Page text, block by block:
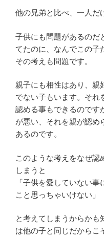
他の兄弟と比べ、一人だ
子供にも問題があるのだ
てたのに、なんでこの子
その考えも問題です。
親子にも相性はあり、親
でない子もいます。それ
認める事もできるのです
が悪い、それを親が認め
あるのです。
このような考えをなぜ認
しまうと
「子供を愛していない
こと思っちゃいけない」
と考えてしまうからかも
は他の子と同じだからこ